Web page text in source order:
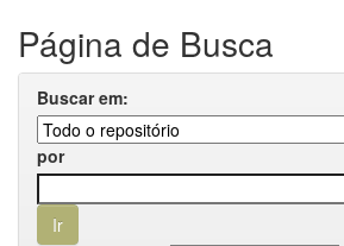
Página de Busca
Buscar em:
por